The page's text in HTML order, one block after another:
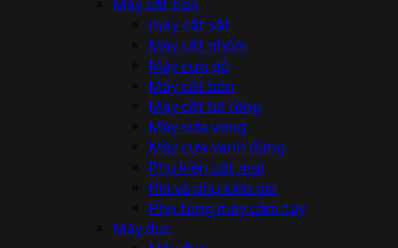
máy cắt sắt
Máy cắt nhôm
Máy cưa gỗ
Máy cắt bàn
Máy cắt bê tông
Máy cưa vòng
Máy cưa vanh đứng
Phụ kiện cắt mài
Pin và phụ kiện pin
Phụ tùng máy cầm tay
Máy đục